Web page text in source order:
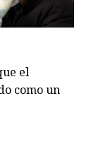
el
como un